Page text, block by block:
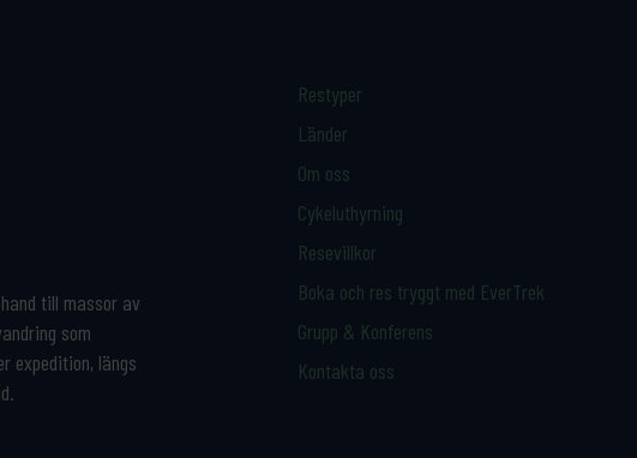
till massor av
som
expedition, längs
Restyper
Länder
Om oss
Cykeluthyrning
Resevillkor
Boka och res tryggt med EverTrek
Grupp & Konferens
Kontakta oss